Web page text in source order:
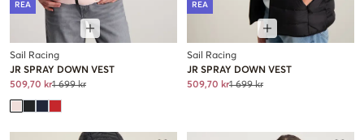
REA
Sail Racing
JR SPRAY DOWN VEST
509,70 kr1 699 kr
REA
Sail Racing
JR SPRAY DOWN VEST
509,70 kr1 699 kr